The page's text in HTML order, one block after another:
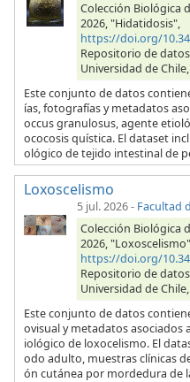
Colección Biológica
2026, "Hidatidosis",
https://doi.org/
Repositorio de
Universidad de Chile,
Este conjunto de datos
ías, fotografías y metadatos
occus granulosus, agente
ococosis quística. El dataset
ológico de tejido intestinal de
Loxoscelismo
5 jul. 2026- Facultad
Colección Biológica
2026,
https://doi.org/
Repositorio de
Universidad de Chile,
Este conjunto de datos
ovisual y metadatos asociados
iológico de loxocelismo. El
odo adulto, muestras clínicas
ón cutánea por mordedura de